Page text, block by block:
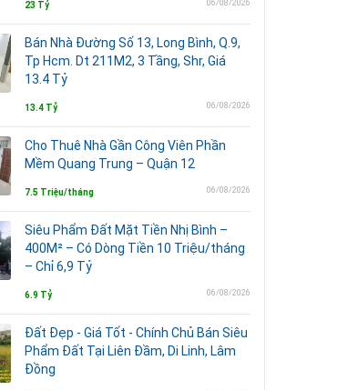
23 Tỷ 06/08/2026
Bán Nhà Đường Số 13, Long Bình, Q.9,
Tp Hcm. Dt 211M2, 3 Tầng, Shr, Giá
13.4 Tỷ
13.4 Tỷ 06/08/2026
Cho Thuê Nhà Gần Công Viên Phần
Mềm Quang Trung – Quận 12
7.5 Triệu/tháng 06/08/2026
Siêu Phẩm Đất Mặt Tiền Nhị Bình –
400M² – Có Dòng Tiền 10 Triệu/tháng
– Chỉ 6,9 Tỷ
6.9 Tỷ 06/08/2026
Đất Đẹp - Giá Tốt - Chính Chủ Bán Siêu
Phẩm Đất Tại Liên Đầm, Di Linh, Lâm
Đồng